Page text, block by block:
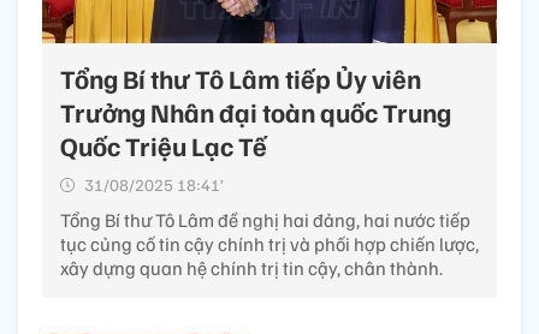
Tổng Bí thư Tô Lâm tiếp Ủy viên
Trưởng Nhân đại toàn quốc Trung
Quốc Triệu Lạc Tế
31/08/2025 18:41’
Tổng Bí thư Tô Lâm đề nghị hai đảng, hai nước tiếp
tục củng cố tin cậy chính trị và phối hợp chiến lược,
xây dựng quan hệ chính trị tin cậy, chân thành.